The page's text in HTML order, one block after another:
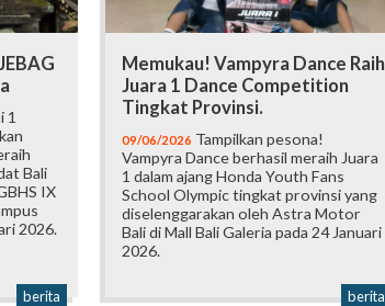
1
Bali
IX
2026.
berita
Memukau! Vampyra Dance Raih
Juara 1 Dance Competition
Tingkat Provinsi.
09/06/2026 Tampilkan pesona!
Vampyra Dance berhasil meraih Juara
1 dalam ajang Honda Youth Fans
School Olympic tingkat provinsi yang
diselenggarakan oleh Astra Motor
Bali di Mall Bali Galeria pada 24 Januari
2026.
berita